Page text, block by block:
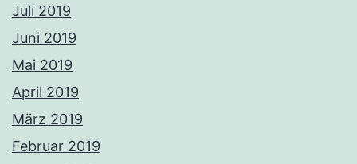
Juli 2019
Juni 2019
Mai 2019
April 2019
März 2019
Februar 2019